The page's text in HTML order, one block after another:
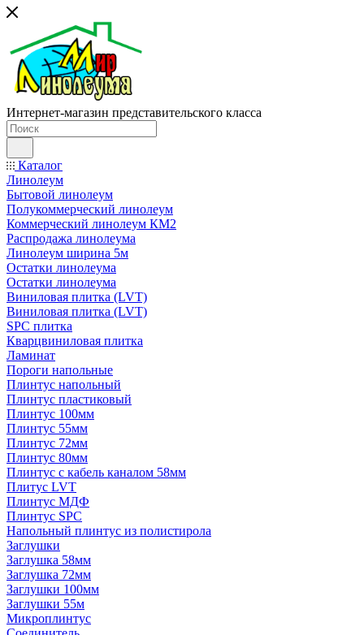
Интернет-магазин представительского класса
Каталог
Линолеум
Бытовой линолеум
Полукоммерческий линолеум
Коммерческий линолеум КМ2
Распродажа линолеума
Линолеум ширина 5м
Остатки линолеума
Остатки линолеума
Виниловая плитка (LVT)
Виниловая плитка (LVT)
SPC плитка
Кварцвиниловая плитка
Ламинат
Пороги напольные
Плинтус напольный
Плинтус пластиковый
Плинтус 100мм
Плинтус 55мм
Плинтус 72мм
Плинтус 80мм
Плинтус с кабель каналом 58мм
Плитус LVT
Плинтус МДФ
Плинтус SPC
Напольный плинтус из полистирола
Заглушки
Заглушка 58мм
Заглушка 72мм
Заглушки 100мм
Заглушки 55м
Микроплинтус